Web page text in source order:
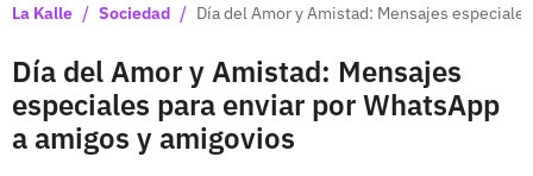
La Kalle / Sociedad / Día del Amor y Amistad: Mensajes
Día del Amor y Amistad: Mensajes
especiales para enviar por WhatsApp
a amigos y amigovios